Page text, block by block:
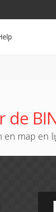
de
en map en